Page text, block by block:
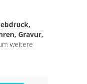
Gravur,
weitere